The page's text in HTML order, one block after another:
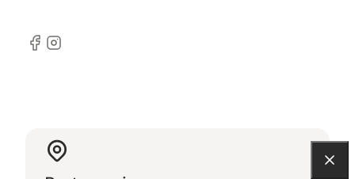
Facebook
Instagram